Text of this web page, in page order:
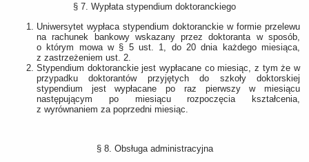
§ 7. Wypłata stypendium doktoranckiego
Uniwersytet wypłaca stypendium doktoranckie w formie przelewu
na rachunek bankowy wskazany przez doktoranta w sposób,
o którym mowa w § 5 ust. 1, do 20 dnia każdego miesiąca,
z zastrzeżeniem ust. 2.
Stypendium doktoranckie jest wypłacane co miesiąc, z tym że w
przypadku doktorantów przyjętych do szkoły doktorskiej
stypendium jest wypłacane po raz pierwszy w miesiącu
następującym po miesiącu rozpoczęcia kształcenia,
z wyrównaniem za poprzedni miesiąc.
§ 8. Obsługa administracyjna